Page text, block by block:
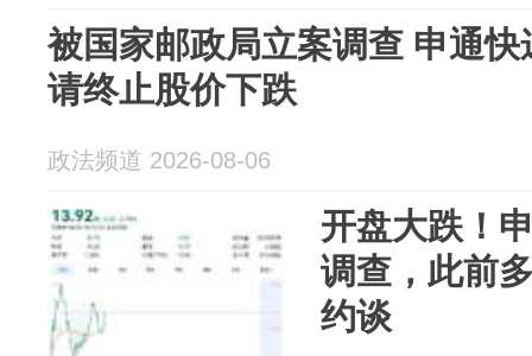
被国家邮政局立案调查 申通快
请终止股价下跌
政法频道 2026-08-06
开盘大跌！
调查，此前
约谈